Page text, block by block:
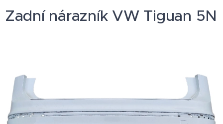
Zadní nárazník VW Tiguan 5N